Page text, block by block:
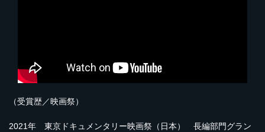
（受賞歴／映画祭）
2021年 東京ドキュメンタリー映画祭（日本） 長編部門グラン